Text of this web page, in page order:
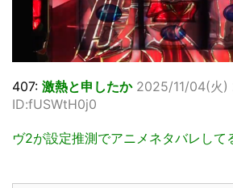
407: 激熱と申したか 2025/11/04(火)
ID:fUSWtH0j0
ヴ2が設定推測でアニメネタバレして